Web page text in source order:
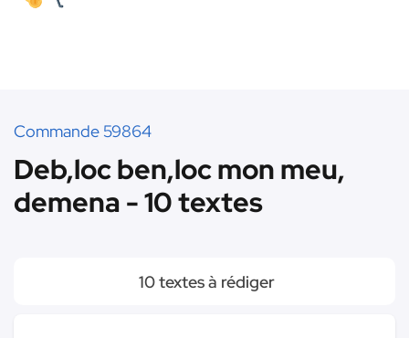
Commande 59864
Deb,loc ben,loc mon meu,
demena - 10 textes
10 textes à rédiger